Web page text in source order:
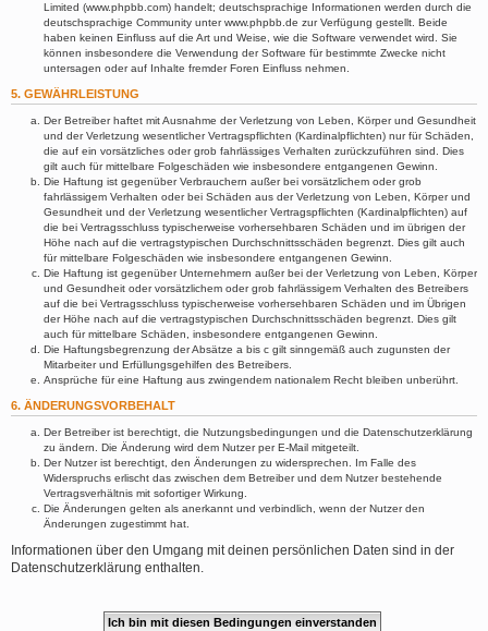
Limited (www.phpbb.com) handelt; deutschsprachige Informationen werden durch die
deutschsprachige Community unter www.phpbb.de zur Verfügung gestellt. Beide
haben keinen Einfluss auf die Art und Weise, wie die Software verwendet wird. Sie
können insbesondere die Verwendung der Software für bestimmte Zwecke nicht
untersagen oder auf Inhalte fremder Foren Einfluss nehmen.
5. GEWÄHRLEISTUNG
Der Betreiber haftet mit Ausnahme der Verletzung von Leben, Körper und Gesundheit
und der Verletzung wesentlicher Vertragspflichten (Kardinalpflichten) nur für Schäden,
die auf ein vorsätzliches oder grob fahrlässiges Verhalten zurückzuführen sind. Dies
gilt auch für mittelbare Folgeschäden wie insbesondere entgangenen Gewinn.
Die Haftung ist gegenüber Verbrauchern außer bei vorsätzlichem oder grob
fahrlässigem Verhalten oder bei Schäden aus der Verletzung von Leben, Körper und
Gesundheit und der Verletzung wesentlicher Vertragspflichten (Kardinalpflichten) auf
die bei Vertragsschluss typischerweise vorhersehbaren Schäden und im übrigen der
Höhe nach auf die vertragstypischen Durchschnittsschäden begrenzt. Dies gilt auch
für mittelbare Folgeschäden wie insbesondere entgangenen Gewinn.
Die Haftung ist gegenüber Unternehmern außer bei der Verletzung von Leben, Körper
und Gesundheit oder vorsätzlichem oder grob fahrlässigem Verhalten des Betreibers
auf die bei Vertragsschluss typischerweise vorhersehbaren Schäden und im Übrigen
der Höhe nach auf die vertragstypischen Durchschnittsschäden begrenzt. Dies gilt
auch für mittelbare Schäden, insbesondere entgangenen Gewinn.
Die Haftungsbegrenzung der Absätze a bis c gilt sinngemäß auch zugunsten der
Mitarbeiter und Erfüllungsgehilfen des Betreibers.
Ansprüche für eine Haftung aus zwingendem nationalem Recht bleiben unberührt.
6. ÄNDERUNGSVORBEHALT
Der Betreiber ist berechtigt, die Nutzungsbedingungen und die Datenschutzerklärung
zu ändern. Die Änderung wird dem Nutzer per E-Mail mitgeteilt.
Der Nutzer ist berechtigt, den Änderungen zu widersprechen. Im Falle des
Widerspruchs erlischt das zwischen dem Betreiber und dem Nutzer bestehende
Vertragsverhältnis mit sofortiger Wirkung.
Die Änderungen gelten als anerkannt und verbindlich, wenn der Nutzer den
Änderungen zugestimmt hat.
Informationen über den Umgang mit deinen persönlichen Daten sind in der
Datenschutzerklärung enthalten.